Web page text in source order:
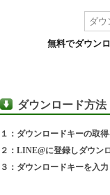
無料でダウン
ダウンロード方法
１：ダウンロードキーの取
２：LINE@に登録しダウン
３：ダウンロードキーを入